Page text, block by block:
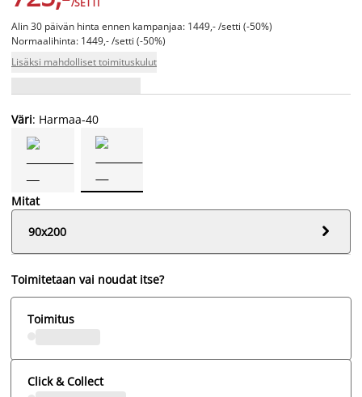
Alin 30 päivän hinta ennen kampanjaa: 1449,- /setti (-50%)
Normaalihinta: 1449,- /setti (-50%)
Lisäksi mahdolliset toimituskulut
Väri: Harmaa-40
Mitat
90x200

Toimitetaan vai noudat itse?
Toimitus
Click & Collect